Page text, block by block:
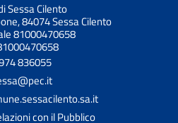
Sessa Cilento
84074 Sessa Cilento
81000470658
836055
con il Pubblico